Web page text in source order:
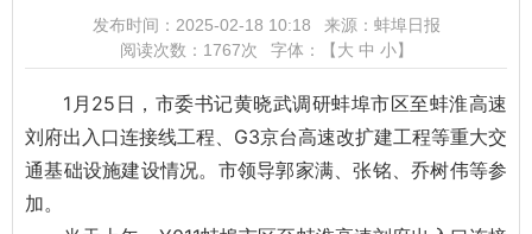
发布时间： 2025-02-18 10:18 来源： 蚌埠日报
阅读次数： 1767次 字体：【大 中 小】
1月25日，市委书记黄晓武调研蚌埠市区至蚌淮高速
刘府出入口连接线工程、G3京台高速改扩建工程等重大交
通基础设施建设情况。市领导郭家满、张铭、乔树伟等参
加。